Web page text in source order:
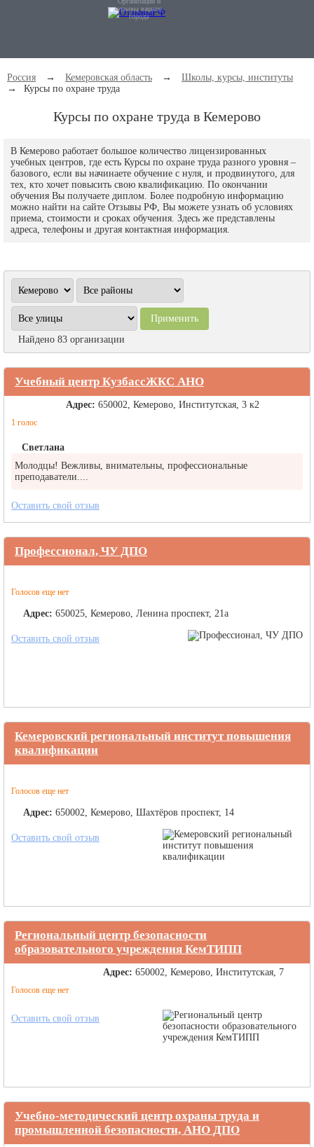
отзывы вашего
города
Россия → Кемеровская область →
Школы, курсы, институты
→
Курсы по охране труда
Курсы по охране труда в Кемерово
В Кемерово работает большое количество лицензированных
учебных центров, где есть Курсы по охране труда разного уровня –
базового, если вы начинаете обучение с нуля, и продвинутого, для
тех, кто хочет повысить свою квалификацию. По окончании
обучения Вы получаете диплом. Более подробную информацию
можно найти на сайте Отзывы РФ, Вы можете узнать об условиях
приема, стоимости и сроках обучения. Здесь же представлены
адреса, телефоны и другая контактная информация.
Найдено 83 организации
Учебный центр КузбассЖКС АНО
1 голос
Адрес: 650002, Кемерово, Институтская, 3 к2
Светлана
Молодцы! Вежливы, внимательны, профессиональные
преподаватели....
Оставить свой отзыв
Профессионал, ЧУ ДПО
Голосов еще нет
Адрес: 650025, Кемерово, Ленина проспект, 21а
Оставить свой отзыв
Кемеровский региональный институт повышения
квалификации
Голосов еще нет
Адрес: 650002, Кемерово, Шахтёров проспект, 14
Оставить свой отзыв
Региональный центр безопасности
образовательного учреждения КемТИПП
Голосов еще нет
Адрес: 650002, Кемерово, Институтская, 7
Оставить свой отзыв
Учебно-методический центр охраны труда и
промышленной безопасности, АНО ДПО